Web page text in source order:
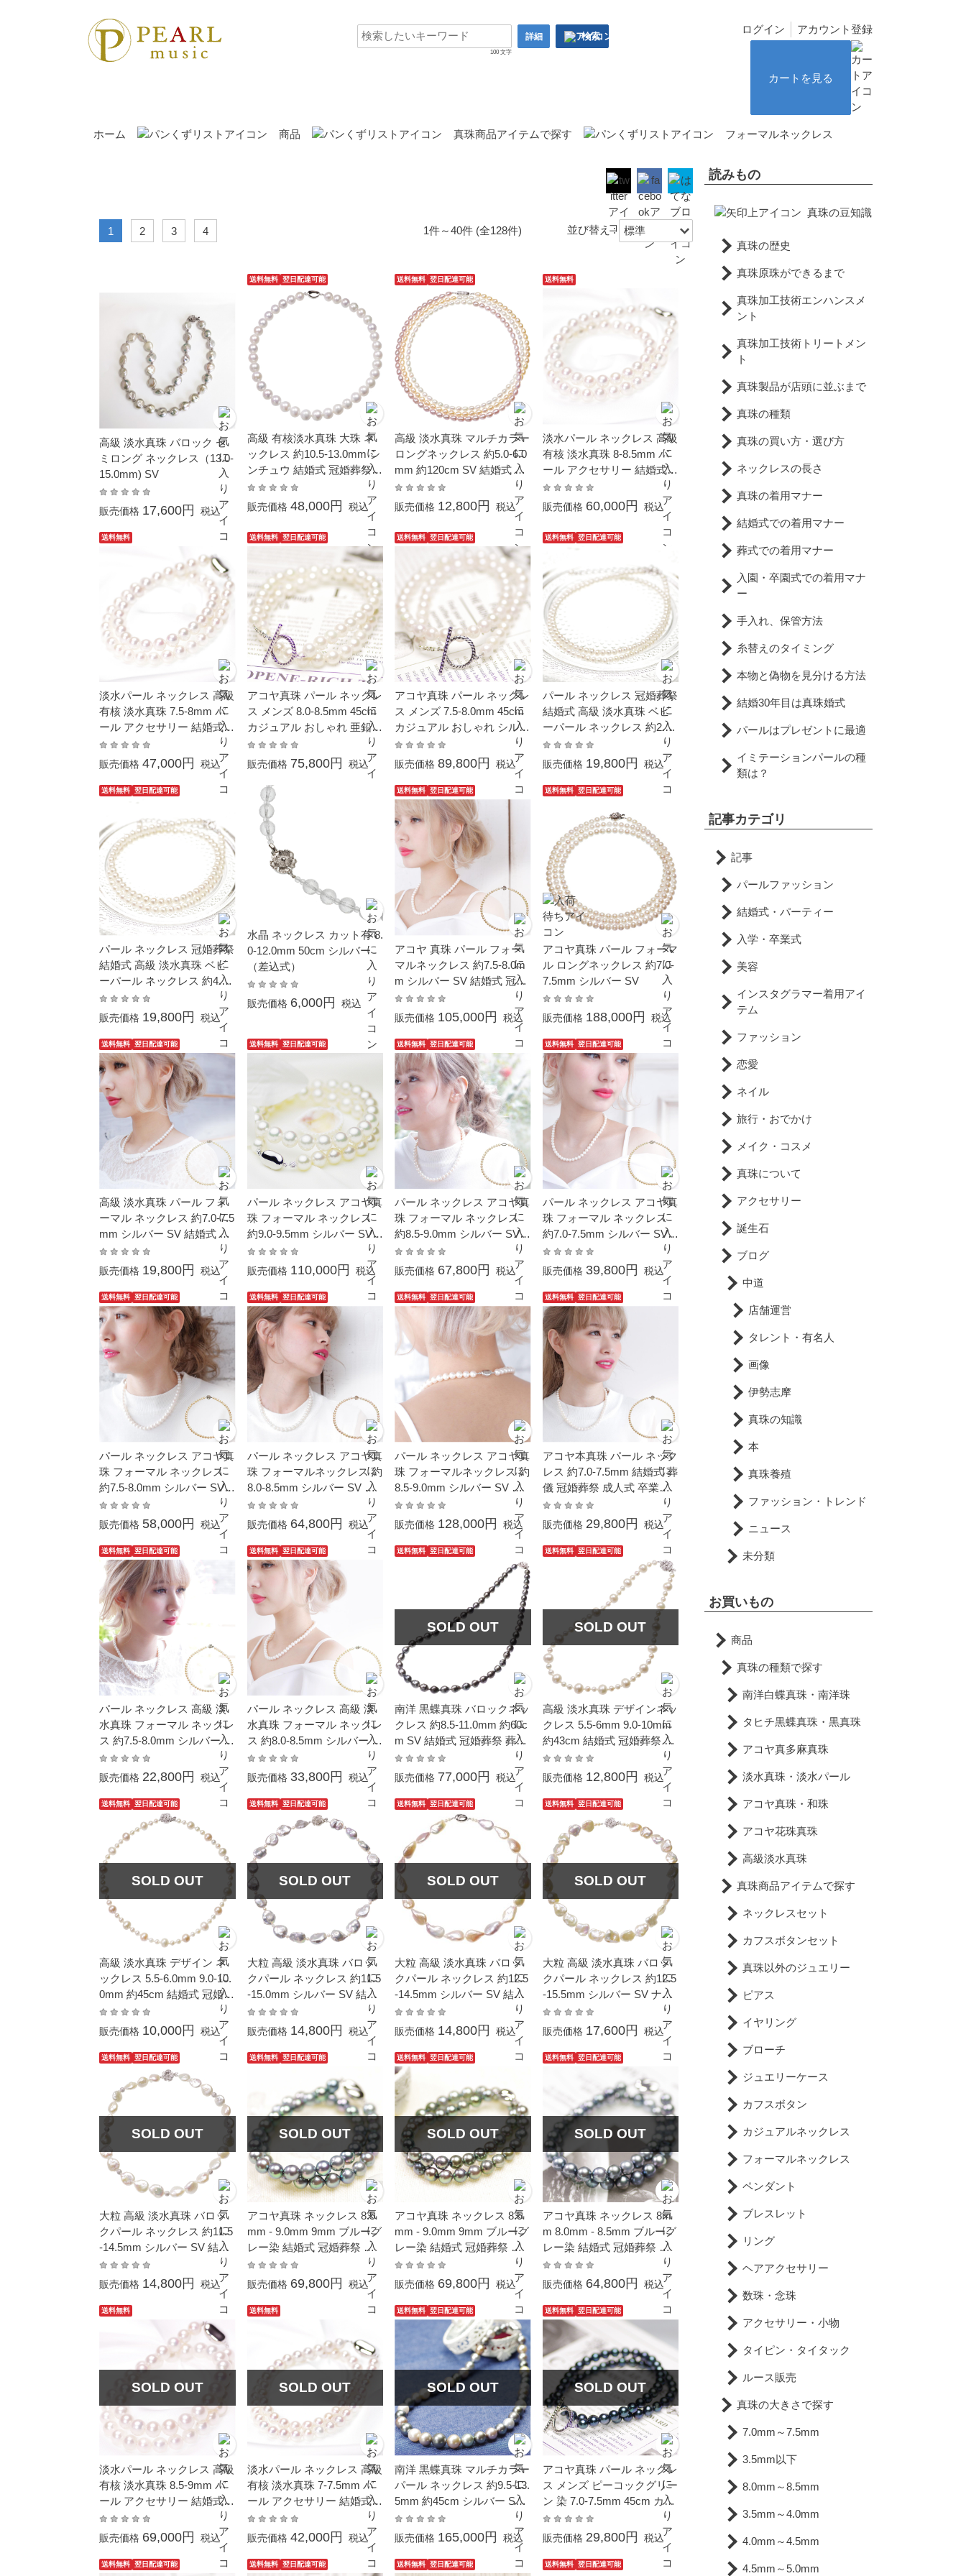
100 文字
詳細 検索
ログイン アカウント登録
カートを見る
ホーム 商品 真珠商品アイテムで探す フォーマルネックレス
1 2 3 4 1件～40件 (全128件) 並び替え :
高級 淡水真珠 バロック セ
ミロング ネックレス（13.0-
15.0mm) SV
販売価格 17,600円 税込
送料無料 翌日配達可能
高級 有核淡水真珠 大珠 ネ
ックレス 約10.5-13.0mm シ
ンチュウ 結婚式 冠婚葬祭
葬儀 プレゼント パーティー
カジュアル 普段使い 大粒
販売価格 48,000円 税込
送料無料 翌日配達可能
高級 淡水真珠 マルチカラー
ロングネックレス 約5.0-6.0
mm 約120cm SV 結婚式 冠
婚葬祭 入学式 母の日 ギフ
ト 贈り物 プレゼント フォ
ーマル パーティー カジュア
ル 普段使い
販売価格 12,800円 税込
送料無料
淡水パール ネックレス 高級
有核 淡水真珠 8-8.5mm パ
ール アクセサリー 結婚式
冠婚葬祭 本真珠 フォーマル
販売価格 60,000円 税込
送料無料
淡水パール ネックレス 高級
有核 淡水真珠 7.5-8mm パ
ール アクセサリー 結婚式
冠婚葬祭 本真珠 フォーマル
販売価格 47,000円 税込
送料無料 翌日配達可能
アコヤ真珠 パール ネックレ
ス メンズ 8.0-8.5mm 45cm
カジュアル おしゃれ 亜鉛合
金 シンプル 男性 男女兼用
ペア
販売価格 75,800円 税込
送料無料 翌日配達可能
アコヤ真珠 パール ネックレ
ス メンズ 7.5-8.0mm 45cm
カジュアル おしゃれ シルバ
ー シンプル 男性 男女兼用
ペアアクセサリー トグルク
販売価格 89,800円 税込
送料無料 翌日配達可能
パール ネックレス 冠婚葬祭
結婚式 高級 淡水真珠 ベビ
ーパール ネックレス 約2.5-
3.5mm レディース 人気 メ
ンズ プレゼント
販売価格 19,800円 税込
送料無料 翌日配達可能
パール ネックレス 冠婚葬祭
結婚式 高級 淡水真珠 ベビ
ーパール ネックレス 約4.0-
4.5mm レディース 人気 メ
ンズ プレゼント
販売価格 19,800円 税込
水晶 ネックレス カット有 8.
0-12.0mm 50cm シルバー
（差込式）
販売価格 6,000円 税込
送料無料 翌日配達可能
アコヤ 真珠 パール フォー
マルネックレス 約7.5-8.0m
m シルバー SV 結婚式 冠婚
葬祭 成人式 卒業 入園 入学
式 母の日 プレゼント 本真
珠 カジュアル 6月誕生石 金
属アレルギー対応
販売価格 105,000円 税込
送料無料 翌日配達可能
アコヤ真珠 パール フォーマ
ル ロングネックレス 約7.0-
7.5mm シルバー SV
販売価格 188,000円 税込
送料無料 翌日配達可能
高級 淡水真珠 パール フォ
ーマル ネックレス 約7.0-7.5
mm シルバー SV 結婚式 冠
婚葬祭 成人式 卒業式 入学
式 母の日 プレゼント ホワ
イトデーお返し 本真珠 カジ
ュアル 6月誕生石 金属アレ
ルギー対応
販売価格 19,800円 税込
送料無料 翌日配達可能
パール ネックレス アコヤ真
珠 フォーマル ネックレス
約9.0-9.5mm シルバー SV
大珠 高品質 あこや本真珠
結婚式 冠婚葬祭 成人式 卒
業 入園 入学式 母の日 プレ
ゼント 金属アレルギー対応
販売価格 110,000円 税込
送料無料 翌日配達可能
パール ネックレス アコヤ真
珠 フォーマル ネックレス
約8.5-9.0mm シルバー SV
結婚式 冠婚葬祭 成人式 卒
業 入園 入学式 母の日 プレ
ゼント 大粒 ギフト 贈り物 6
月誕生石 金属アレルギー対
応
販売価格 67,800円 税込
送料無料 翌日配達可能
パール ネックレス アコヤ真
珠 フォーマル ネックレス
約7.0-7.5mm シルバー SV
結婚式 冠婚葬祭 本真珠 成
人式 卒業 入園 入学式 母の
日 プレゼント 贈り物 カジ
ュアル 6月誕生石
販売価格 39,800円 税込
送料無料 翌日配達可能
パール ネックレス アコヤ真
珠 フォーマル ネックレス
約7.5-8.0mm シルバー SV
結婚式 葬儀 冠婚葬祭 本真
珠 成人式 卒業式 入学式 母
の日 プレゼント カジュアル
6月誕生石 一番人気 サイズ
販売価格 58,000円 税込
送料無料 翌日配達可能
パール ネックレス アコヤ真
珠 フォーマルネックレス 約
8.0-8.5mm シルバー SV 結
婚式 葬儀 冠婚葬祭 成人式
卒業 入園 入学式 母の日 プ
レゼント 大粒 贈り物 6月誕
生石
販売価格 64,800円 税込
送料無料 翌日配達可能
パール ネックレス アコヤ真
珠 フォーマルネックレス 約
8.5-9.0mm シルバー SV 結
婚式 冠婚葬祭 葬儀 成人式
卒業 入園 入学式 母の日 プ
レゼント 本真珠 カジュアル
6月誕生石 金属アレルギー
販売価格 128,000円 税込
送料無料 翌日配達可能
アコヤ本真珠 パール ネック
レス 約7.0-7.5mm 結婚式 葬
儀 冠婚葬祭 成人式 卒業式
入学式 母の日 プレゼント
あこや 真珠 パール ネック
販売価格 29,800円 税込
送料無料 翌日配達可能
パール ネックレス 高級 淡
水真珠 フォーマル ネックレ
ス 約7.5-8.0mm シルバー S
V 結婚式 冠婚葬祭 本真珠
成人式 卒業 入園 入学式 母
の日 ホワイトデーお返し プ
レゼント カジュアル 6月誕
生石 金属アレルギー対応
販売価格 22,800円 税込
送料無料 翌日配達可能
パール ネックレス 高級 淡
水真珠 フォーマル ネックレ
ス 約8.0-8.5mm シルバー S
V 結婚式 冠婚葬祭 成人式
卒業 入園 入学式 母の日 ホ
ワイトデーお返し プレゼン
ト フォーマル 本真珠 カジ
ュアル 6月誕生石 金属アレ
ルギー対応
販売価格 33,800円 税込
送料無料 翌日配達可能
SOLD OUT
南洋 黒蝶真珠 バロックネッ
クレス 約8.5-11.0mm 約60c
m SV 結婚式 冠婚葬祭 葬儀
成人式 卒業 入園 入学式 カ
ジュアル 普段使い
販売価格 77,000円 税込
送料無料 翌日配達可能
SOLD OUT
高級 淡水真珠 デザインネッ
クレス 5.5-6mm 9.0-10mm
約43cm 結婚式 冠婚葬祭 入
学式 母の日 ギフト 贈り物
プレゼント フォーマル パー
ティー カジュアル 普段使い
販売価格 12,800円 税込
送料無料 翌日配達可能
SOLD OUT
高級 淡水真珠 デザイン ネ
ックレス 5.5-6.0mm 9.0-10.
0mm 約45cm 結婚式 冠婚葬
祭 入学式 母の日 ギフト 贈
り物 プレゼント フォーマル
パーティー カジュアル 普段
使い
販売価格 10,000円 税込
送料無料 翌日配達可能
SOLD OUT
大粒 高級 淡水真珠 バロッ
クパール ネックレス 約11.5
-15.0mm シルバー SV 結婚
式 葬儀 冠婚葬祭 プレゼン
ト フォーマル カジュアル
販売価格 14,800円 税込
送料無料 翌日配達可能
SOLD OUT
大粒 高級 淡水真珠 バロッ
クパール ネックレス 約12.5
-14.5mm シルバー SV 結婚
式 葬儀 冠婚葬祭 プレゼン
ト フォーマル カジュアル
販売価格 14,800円 税込
送料無料 翌日配達可能
SOLD OUT
大粒 高級 淡水真珠 バロッ
クパール ネックレス 約12.5
-15.5mm シルバー SV ナチ
ュラルカラー 結婚式 葬儀
冠婚葬祭 プレゼント フォー
マル カジュアル 普段使い
販売価格 17,600円 税込
送料無料 翌日配達可能
SOLD OUT
大粒 高級 淡水真珠 バロッ
クパール ネックレス 約11.5
-14.5mm シルバー SV 結婚
式 葬儀 冠婚葬祭 プレゼン
ト フォーマル カジュアル
販売価格 14,800円 税込
送料無料 翌日配達可能
SOLD OUT
アコヤ真珠 ネックレス 8.5
mm - 9.0mm 9mm ブルーグ
レー染 結婚式 冠婚葬祭 フ
ォーマル カジュアル 普段使
い 誕生石 宇和島 本真珠 ケ
販売価格 69,800円 税込
送料無料 翌日配達可能
SOLD OUT
アコヤ真珠 ネックレス 8.5
mm - 9.0mm 9mm ブルーグ
レー染 結婚式 冠婚葬祭 フ
ォーマル カジュアル 普段使
い 誕生石 宇和島 本真珠 ケ
販売価格 69,800円 税込
送料無料 翌日配達可能
SOLD OUT
アコヤ真珠 ネックレス 8m
m 8.0mm - 8.5mm ブルーグ
レー染 結婚式 冠婚葬祭 フ
ォーマル カジュアル 普段使
い 誕生石 宇和島 本真珠 ケ
販売価格 64,800円 税込
送料無料
SOLD OUT
淡水パール ネックレス 高級
有核 淡水真珠 8.5-9mm パ
ール アクセサリー 結婚式
冠婚葬祭 本真珠 フォーマル
販売価格 69,000円 税込
送料無料
SOLD OUT
淡水パール ネックレス 高級
有核 淡水真珠 7-7.5mm パ
ール アクセサリー 結婚式
冠婚葬祭 本真珠 フォーマル
販売価格 42,000円 税込
送料無料 翌日配達可能
SOLD OUT
南洋 黒蝶真珠 マルチカラー
パール ネックレス 約9.5-13.
5mm 約45cm シルバー SV
結婚式 冠婚葬祭 葬儀 フォ
ーマル パーティー カジュア
販売価格 165,000円 税込
送料無料 翌日配達可能
SOLD OUT
アコヤ真珠 パール ネックレ
ス メンズ ピーコックグリー
ン 染 7.0-7.5mm 45cm カジ
ュアル おしゃれ 亜鉛合金
シンプル 男性 男女兼用 ペ
販売価格 29,800円 税込
送料無料 翌日配達可能 送料無料 翌日配達可能 送料無料 翌日配達可能 送料無料 翌日配達可能
読みもの
真珠の豆知識
真珠の歴史
真珠原珠ができるまで
真珠加工技術エンハンスメ
ント
真珠加工技術トリートメン
ト
真珠製品が店頭に並ぶまで
真珠の種類
真珠の買い方・選び方
ネックレスの長さ
真珠の着用マナー
結婚式での着用マナー
葬式での着用マナー
入園・卒園式での着用マナ
ー
手入れ、保管方法
糸替えのタイミング
本物と偽物を見分ける方法
結婚30年目は真珠婚式
パールはプレゼントに最適
イミテーションパールの種
類は？
記事カテゴリ
記事
パールファッション
結婚式・パーティー
入学・卒業式
美容
インスタグラマー着用アイ
テム
ファッション
恋愛
ネイル
旅行・おでかけ
メイク・コスメ
真珠について
アクセサリー
誕生石
ブログ
中道
店舗運営
タレント・有名人
画像
伊勢志摩
真珠の知識
本
真珠養殖
ファッション・トレンド
ニュース
未分類
お買いもの
商品
真珠の種類で探す
南洋白蝶真珠・南洋珠
タヒチ黒蝶真珠・黒真珠
アコヤ真多麻真珠
淡水真珠・淡水パール
アコヤ真珠・和珠
アコヤ花珠真珠
高級淡水真珠
真珠商品アイテムで探す
ネックレスセット
カフスボタンセット
真珠以外のジュエリー
ピアス
イヤリング
ブローチ
ジュエリーケース
カフスボタン
カジュアルネックレス
フォーマルネックレス
ペンダント
ブレスレット
リング
ヘアアクセサリー
数珠・念珠
アクセサリー・小物
タイピン・タイタック
ルース販売
真珠の大きさで探す
7.0mm～7.5mm
3.5mm以下
8.0mm～8.5mm
3.5mm～4.0mm
4.0mm～4.5mm
4.5mm～5.0mm